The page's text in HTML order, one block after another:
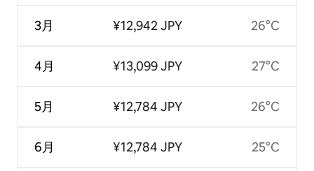
3月
4月
5月
6月
¥12,942 JPY
¥13,099 JPY
¥12,784 JPY
¥12,784 JPY
26°C
27°C
26°C
25°C